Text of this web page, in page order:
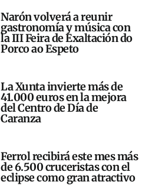
Narón volverá a reunir
gastronomía y música con
la III Feira de Exaltación do
Porco ao Espeto
La Xunta invierte más de
41.000 euros en la mejora
del Centro de Día de
Caranza
Ferrol recibirá este mes más
de 6.500 cruceristas con el
eclipse como gran atractivo